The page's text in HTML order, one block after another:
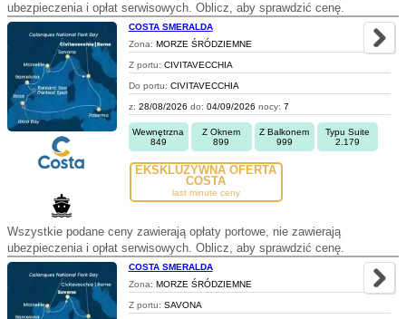
ubezpieczenia i opłat serwisowych. Oblicz, aby sprawdzić cenę.
COSTA SMERALDA
Zona: MORZE ŚRÓDZIEMNE
Z portu: CIVITAVECCHIA
Do portu: CIVITAVECCHIA
z: 28/08/2026 do: 04/09/2026 nocy: 7
Wewnętrzna
849
Z Oknem
899
Z Balkonem
999
Typu Suite
2.179
EKSKLUZYWNA OFERTA
COSTA
last minute ceny
Wszystkie podane ceny zawierają opłaty portowe, nie zawierają
ubezpieczenia i opłat serwisowych. Oblicz, aby sprawdzić cenę.
COSTA SMERALDA
Zona: MORZE ŚRÓDZIEMNE
Z portu: SAVONA